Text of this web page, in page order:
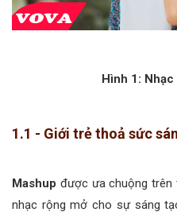
Hình 1:
1.1 - Giới trẻ thoả sức
Mashup được ưa chuộng trên
nhạc rộng mở cho sự sáng